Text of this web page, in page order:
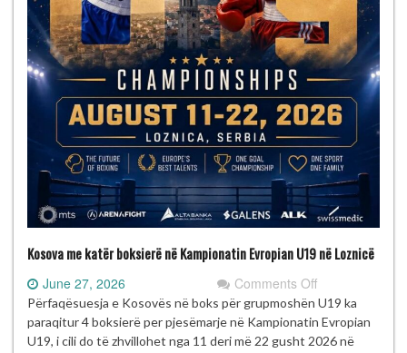
Kosova me katër boksierë në Kampionatin Evropian U19 në Loznicë
June 27, 2026 Comments Offon
Kosova
me
katër
Përfaqësuesja e Kosovës në boks për grupmoshën U19 ka
paraqitur 4 boksierë per pjesëmarje në Kampionatin Evropian
U19, i cili do të zhvillohet nga 11 deri më 22 gusht 2026 në